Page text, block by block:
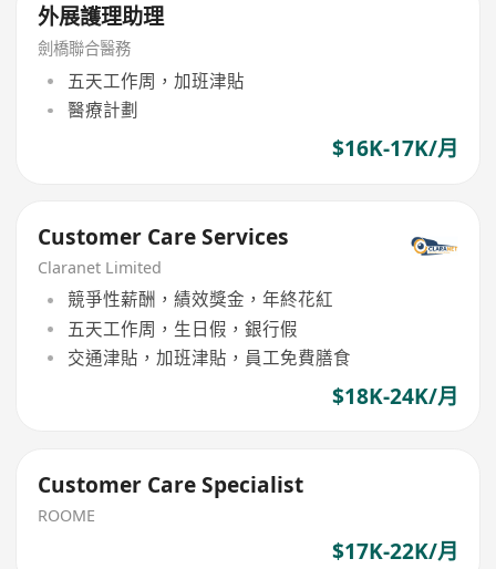
外展護理助理
劍橋聯合醫務
五天工作周，加班津貼
醫療計劃
$16K-17K/月
Customer Care Services
Claranet Limited
競爭性薪酬，績效獎金，年終花紅
五天工作周，生日假，銀行假
交通津貼，加班津貼，員工免費膳食
$18K-24K/月
Customer Care Specialist
ROOME
$17K-22K/月